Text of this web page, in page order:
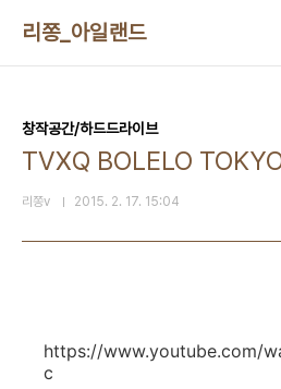
리쫑_아일랜드
창작공간/하드드라이브
TVXQ BOLELO
리쫑v 2015. 2. 17. 15:04
https://www.youtube.com/
c